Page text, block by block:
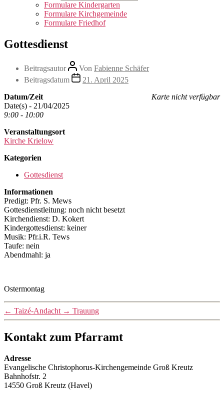
Formulare Kindergarten
Formulare Kirchgemeinde
Formulare Friedhof
Gottesdienst
Beitragsautor Von Fabienne Schäfer
Beitragsdatum
21. April 2025
Karte nicht verfügbar
Datum/Zeit
Date(s) - 21/04/2025
9:00 - 10:00
Veranstaltungsort
Kirche Krielow
Kategorien
Gottesdienst
Informationen
Predigt: Pfr. S. Mews
Gottesdienstleitung: noch nicht besetzt
Kirchendienst: D. Kokert
Kindergottesdienst: keiner
Musik: Pfr.i.R. Tews
Taufe: nein
Abendmahl: ja
Ostermontag
← Taizé-Andacht → Trauung
Kontakt zum Pfarramt
Adresse
Evangelische Christophorus-Kirchengemeinde Groß Kreutz
Bahnhofstr. 2
14550 Groß Kreutz (Havel)